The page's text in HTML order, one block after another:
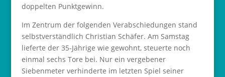
doppelten Punktgewinn.
Im Zentrum der folgenden Verabschiedungen stand
selbstverständlich Christian Schäfer. Am Samstag
lieferte der 35-Jährige wie gewohnt, steuerte noch
einmal sechs Tore bei. Nur ein vergebener
Siebenmeter verhinderte im letzten Spiel seiner